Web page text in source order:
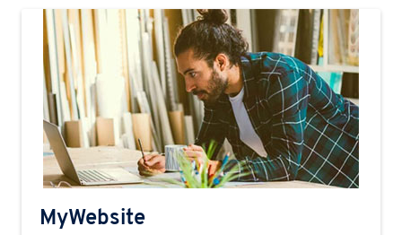
MyWebsite